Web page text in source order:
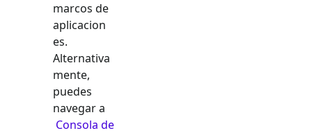
marcos de
aplicacion
es.
Alternativa
mente,
puedes
navegar a
Consola de